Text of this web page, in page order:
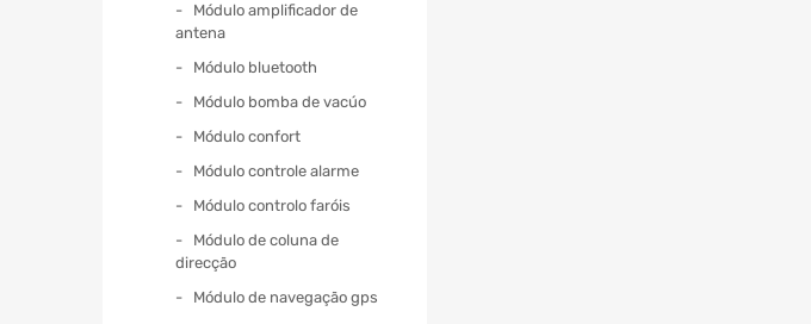
Módulo amplificador de
antena
Módulo bluetooth
Módulo bomba de vacúo
Módulo confort
Módulo controle alarme
Módulo controlo faróis
Módulo de coluna de
direcção
Módulo de navegação gps